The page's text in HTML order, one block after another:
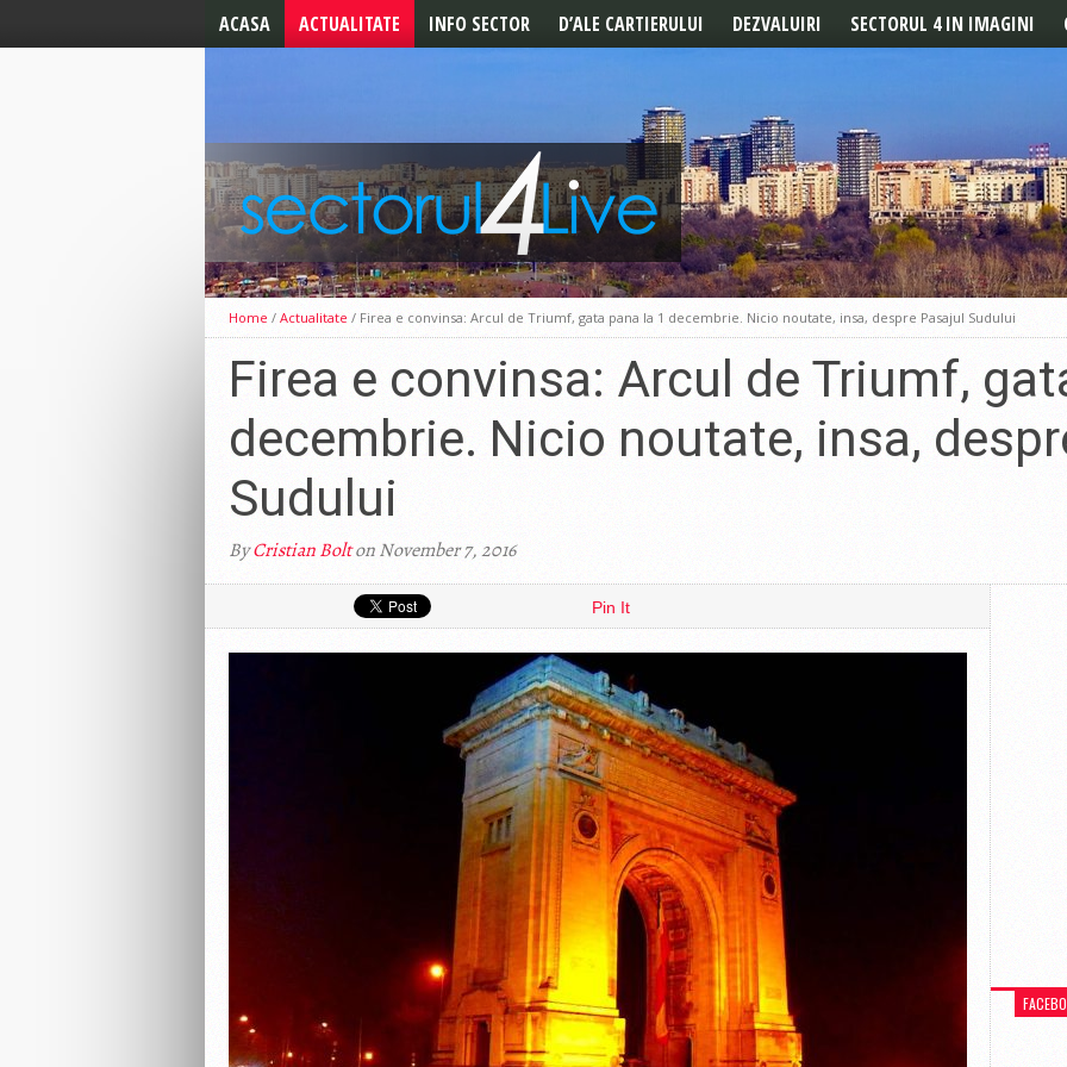
ACASA ACTUALITATE
ALEGERI PREZIDENTIALE
ALEGERI
EUROPARLAMENTARE
CELE MAI NOI STIRI
EDITORIAL
INFO SECTOR D’ALE CARTIERULUI
DE LA CITITORI
DEZVALUIRI SECTORUL 4 IN IMAGINI
Home / Actualitate / Firea e convinsa: Arcul de Triumf, gata pana la 1 decembrie. Nicio noutate, insa, despre Pasajul Sudului
Firea e convinsa: Arcul de Triumf,
decembrie. Nicio noutate, insa,
Sudului
ByCristian Bolton November 7, 2016
Pin It